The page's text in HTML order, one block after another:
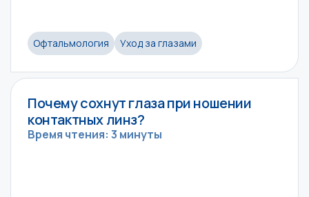
Офтальмология Уход за глазами
Почему сохнут глаза при ношении
контактных линз?
Время чтения: 3 минуты